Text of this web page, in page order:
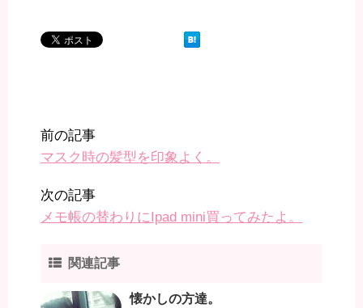
前の記事
マスク時の髪型を印象よく。
次の記事
メモ帳の替わりにIpad mini買ってみたよ。
関連記事
懐かしの方達。